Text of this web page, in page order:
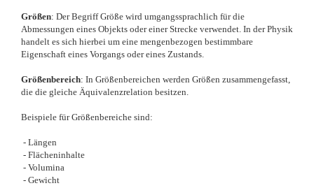
Größen: Der Begriff Größe wird umgangssprachlich für die
Abmessungen eines Objekts oder einer Strecke verwendet. In der Physik
handelt es sich hierbei um eine mengenbezogen bestimmbare
Eigenschaft eines Vorgangs oder eines Zustands.
Größenbereich: In Größenbereichen werden Größen zusammengefasst,
die die gleiche Äquivalenzrelation besitzen.
Beispiele für Größenbereiche sind:
- Längen
- Flächeninhalte
- Volumina
- Gewicht